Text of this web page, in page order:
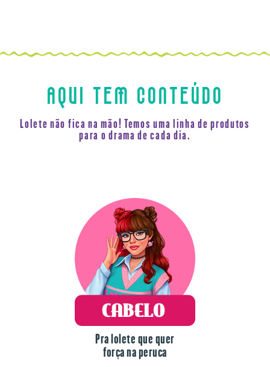
AQUI TEM CONTEÚDO
Lolete não fica na mão! Temos uma linha de produtos
para o drama de cada dia.
Pra lolete que quer
força na peruca
Saiba mais!